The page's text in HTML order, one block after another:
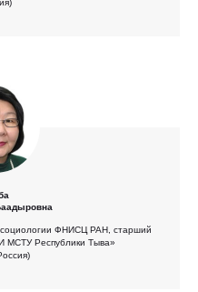
социологии ФНИСЦ РАН, старший
МСТУ Республики Тыва»